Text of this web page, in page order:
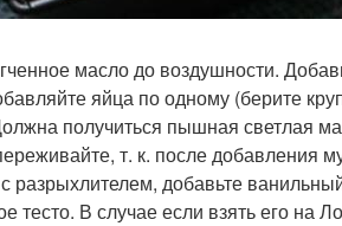
масло до воздушности.
яйца по одному (берите
получиться пышная светлая
т. к. после добавления
разрыхлителем, добавьте
тесто. В случае если взять его на